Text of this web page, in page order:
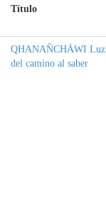
Título
QHANAÑCHÄWI Luz
del camino al saber